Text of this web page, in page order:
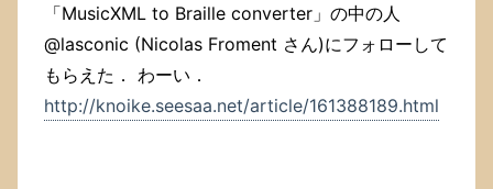
「MusicXML to Braille converter」の中の人
@lasconic (Nicolas Froment さん)にフォローして
もらえた． わーい．
http://knoike.seesaa.net/article/161388189.html